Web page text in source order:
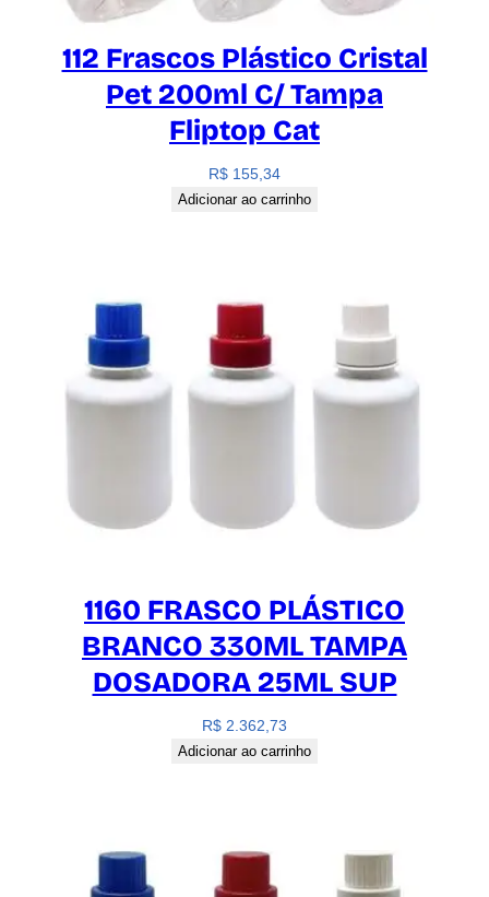
112 Frascos Plástico Cristal
Pet 200ml C/ Tampa
Fliptop Cat
R$ 155,34
Adicionar ao carrinho
1160 FRASCO PLÁSTICO
BRANCO 330ML TAMPA
DOSADORA 25ML SUP
R$ 2.362,73
Adicionar ao carrinho